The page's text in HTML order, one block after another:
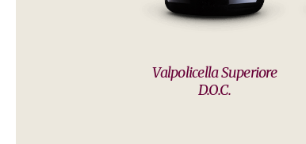
Valpolicella Superiore
D.O.C.